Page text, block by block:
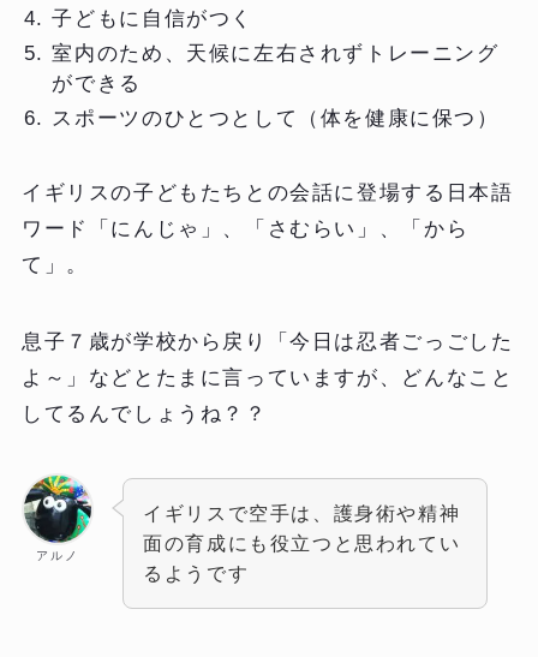
子どもに自信がつく
室内のため、天候に左右されずトレーニング
ができる
スポーツのひとつとして（体を健康に保つ）
イギリスの子どもたちとの会話に登場する日本語
ワード「にんじゃ」、「さむらい」、「から
て」。
息子７歳が学校から戻り「今日は忍者ごっごした
よ～」などとたまに言っていますが、どんなこと
してるんでしょうね？？
アルノ
イギリスで空手は、護身術や精神
面の育成にも役立つと思われてい
るようです